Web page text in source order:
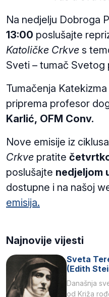
Na nedjelju Dobroga
13:00 poslušajte
Katoličke Crkve s
Sveti – tumač Svetog
Tumačenja
priprema profesor
Karlić, OFM Conv.
Nove emisije iz ciklusa
Crkve pratite
poslušajte nedjeljom
dostupne i na našoj
emisija.
Najnovije vijesti
Sveta
(Edith
Današnja
od Križa